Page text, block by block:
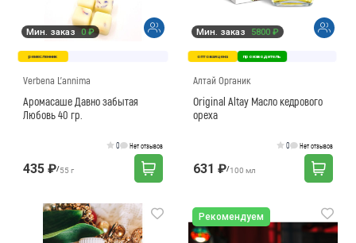
Мин. заказ 0 ₽
ремесленник
Verbena L'annima
Аромасаше Давно забытая
Любовь 40 гр.
0 Нет отзывов
435 ₽/55 г
Мин. заказ 5800 ₽
оптовая цена производитель
Алтай Органик
Original Altay Масло кедрового
ореха
0 Нет отзывов
631 ₽/100 мл
Рекомендуем